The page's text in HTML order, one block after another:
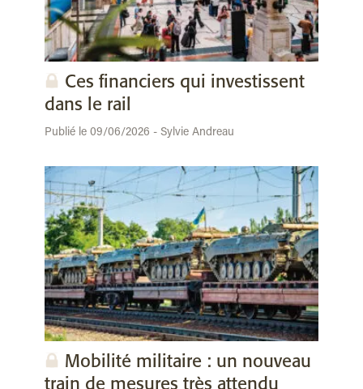
Ces financiers qui investissent
dans le rail
Publié le 09/06/2026 - Sylvie Andreau
Mobilité militaire : un nouveau
train de mesures très attendu